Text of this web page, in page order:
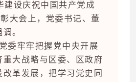
建设庆祝中国共产党成
大会上，党委书记、董
。
委牢牢把握党中央开展
重大战略与区委、区政府
革发展，把学习党史同